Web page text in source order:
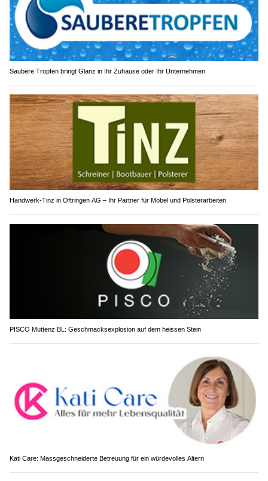
Saubere Tropfen bringt Glanz in Ihr Zuhause oder Ihr Unternehmen
Handwerk-Tinz in Oftringen AG – Ihr Partner für Möbel und Polsterarbeiten
PISCO Muttenz BL: Geschmacksexplosion auf dem heissen Stein
Kati Care: Massgeschneiderte Betreuung für ein würdevolles Altern